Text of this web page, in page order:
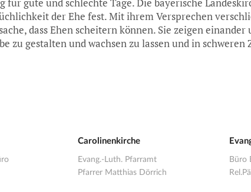
gute und schlechte Tage. Die bayerische
der Ehe fest. Mit ihrem Versprechen
dass Ehen scheitern können. Sie zeigen einander
zu gestalten und wachsen zu lassen und in schweren
Carolinenkirche
Evang.-Luth. Pfarramt
Pfarrer Matthias Dörrich
Büro